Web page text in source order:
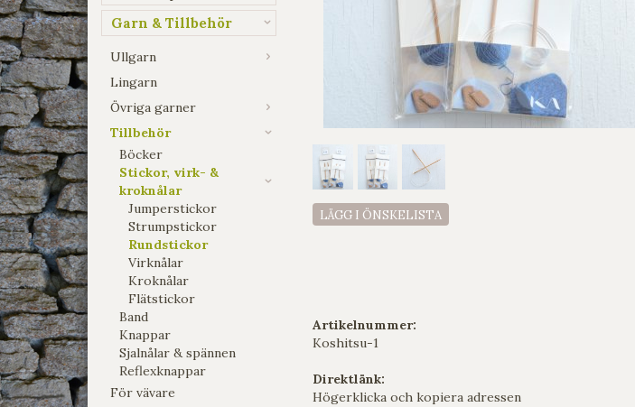
Garn & Tillbehör
Ullgarn
Lingarn
Övriga garner
Tillbehör
Böcker
Stickor, virk- &
kroknålar
Jumperstickor
Strumpstickor
Rundstickor
Virknålar
Kroknålar
Flätstickor
Band
Knappar
Sjalnålar & spännen
Reflexknappar
För vävare
LÄGG I ÖNSKELISTA
Artikelnummer:
Koshitsu-1
Direktlänk:
Högerklicka och kopiera adressen